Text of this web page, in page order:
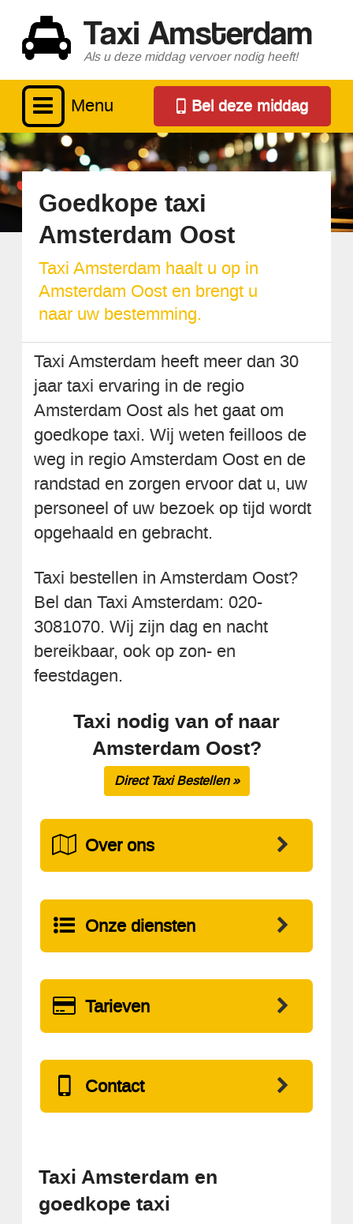
Taxi Amsterdam
Als u deze middag vervoer nodig heeft!
Menu Bel deze middag
Goedkope taxi
Amsterdam Oost
Taxi Amsterdam haalt u op in
Amsterdam Oost en brengt u
naar uw bestemming.
Taxi Amsterdam heeft meer dan 30
jaar taxi ervaring in de regio
Amsterdam Oost als het gaat om
goedkope taxi. Wij weten feilloos de
weg in regio Amsterdam Oost en de
randstad en zorgen ervoor dat u, uw
personeel of uw bezoek op tijd wordt
opgehaald en gebracht.
Taxi bestellen in Amsterdam Oost?
Bel dan Taxi Amsterdam: 020-
3081070. Wij zijn dag en nacht
bereikbaar, ook op zon- en
feestdagen.
Taxi nodig van of naar
Amsterdam Oost?
Direct Taxi Bestellen »
Over ons
Onze diensten
Tarieven
Contact
Taxi Amsterdam en
goedkope taxi